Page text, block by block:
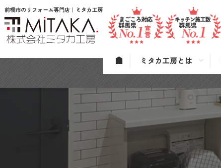
前橋市のリフォーム専門店｜ミタカ工房
ミタカ工房とは